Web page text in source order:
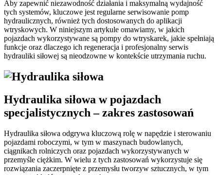
Aby zapewnić niezawodność działania i maksymalną wydajność
tych systemów, kluczowe jest regularne serwisowanie pomp
hydraulicznych, również tych dostosowanych do aplikacji
wtryskowych. W niniejszym artykule omawiamy, w jakich
pojazdach wykorzystywane są pompy do wtryskarek, jakie spełniają
funkcje oraz dlaczego ich regeneracja i profesjonalny serwis
hydrauliki siłowej są nieodzowne w kontekście utrzymania ruchu.
Hydraulika siłowa w pojazdach
specjalistycznych – zakres zastosowań
Hydraulika siłowa odgrywa kluczową rolę w napędzie i sterowaniu
pojazdami roboczymi, w tym w maszynach budowlanych,
ciągnikach rolniczych oraz pojazdach wykorzystywanych w
przemyśle ciężkim. W wielu z tych zastosowań wykorzystuje się
rozwiązania zaczerpnięte z przemysłu tworzyw sztucznych, w tym